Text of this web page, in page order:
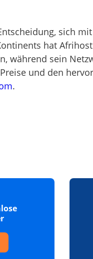
sich
hat
während sein
und den
.